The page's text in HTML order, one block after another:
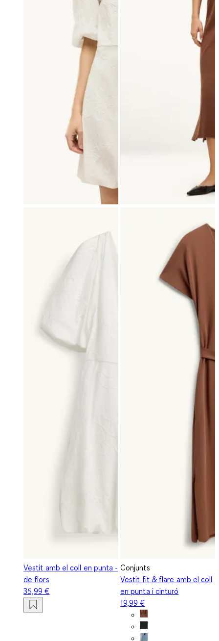
Vestit amb el coll en punta -
de flors
35,99 €
Conjunts
Vestit fit & flare amb el coll
en punta i cinturó
19,99 €